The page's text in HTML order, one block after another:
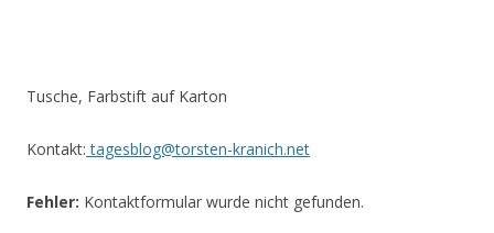
Tusche, Farbstift auf Karton
Kontakt: tagesblog@torsten-kranich.net
Fehler: Kontaktformular wurde nicht gefunden.